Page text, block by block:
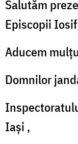
Salutăm
Episcopii
Aducem
Domnilor
Iași ,